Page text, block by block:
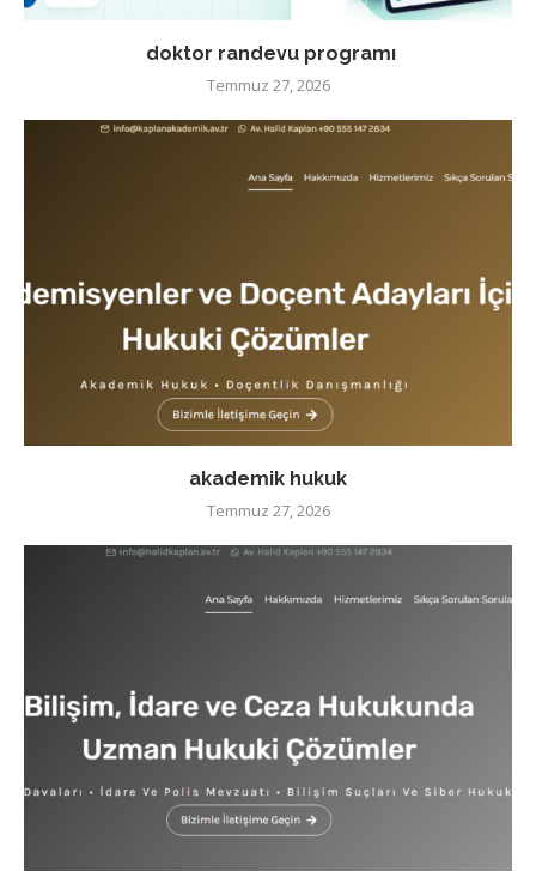
doktor randevu programı
Temmuz 27, 2026
akademik hukuk
Temmuz 27, 2026